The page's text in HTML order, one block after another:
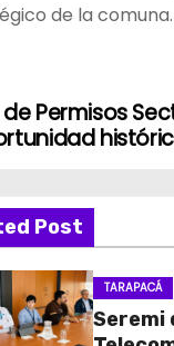
de la comuna.
de Permisos
Post
TARAPACÁ
Seremi